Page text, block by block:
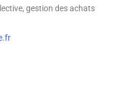
gestion des achats